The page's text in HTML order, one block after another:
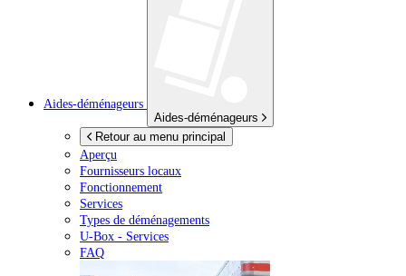
Aides-déménageurs
Aides-déménageurs
Retour au menu principal
Aperçu
Fournisseurs locaux
Fonctionnement
Services
Types de déménagements
U-Box - Services
FAQ